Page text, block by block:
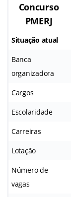
Concurso
PMERJ
Situação atual
Banca
organizadora
Cargos
Escolaridade
Carreiras
Lotação
Número de
vagas